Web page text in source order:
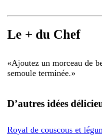
Le + du Chef
«Ajoutez un morceau de
semoule terminée.»
D’autres idées
Royal de couscous et